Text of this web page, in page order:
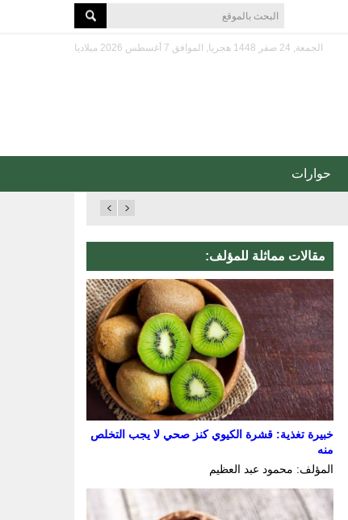
الجمعة, 24 صفر 1448 هجريا, الموافق 7 أغسطس 2026 ميلاديا
حوارات
مقالات مماثلة للمؤلف:
خبيرة تغذية: قشرة الكيوي كنز صحي لا يجب التخلص
منه
المؤلف: محمود عبد العظيم